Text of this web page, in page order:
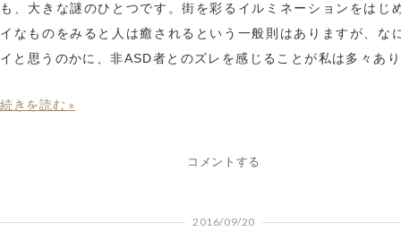
も、大きな謎のひとつです。街を彩るイルミネーションをはじ
イなものをみると人は癒されるという一般則はありますが、な
イと思うのかに、非ASD者とのズレを感じることが私は多々あ
続きを読む »
コメントする
2016/09/20